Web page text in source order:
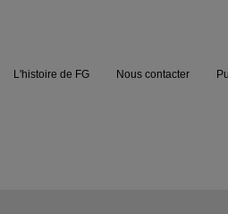
L'histoire de FG Nous contacter